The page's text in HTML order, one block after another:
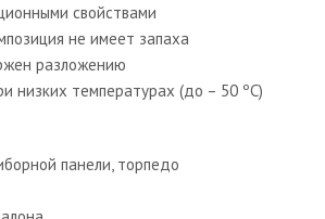
свойствами
не имеет запаха
разложению
низких температурах (до – 50 ºС)
панели, торпедо